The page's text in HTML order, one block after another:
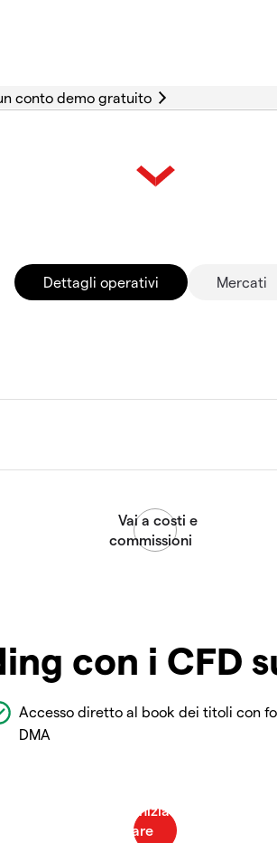
Dettagli operativi Mercati
con i CFD
Accesso diretto al book dei titoli con
DMA